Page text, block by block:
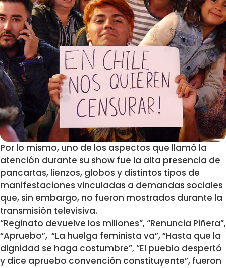
Por lo mismo, uno de los aspectos que llamó la
atención durante su show fue la alta presencia de
pancartas, lienzos, globos y distintos tipos de
manifestaciones vinculadas a demandas sociales
que, sin embargo, no fueron mostrados durante la
transmisión televisiva.
“Reginato devuelve los millones”, “Renuncia Piñera”,
“Apruebo”, “La huelga feminista va”, “Hasta que la
dignidad se haga costumbre”, “El pueblo despertó
y dice apruebo convención constituyente”, fueron